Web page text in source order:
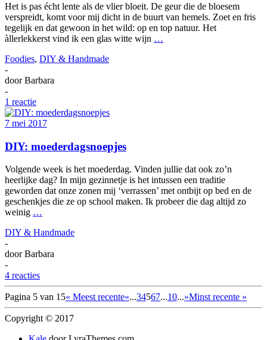
Het is pas écht lente als de vlier bloeit. De geur die de bloesem
verspreidt, komt voor mij dicht in de buurt van hemels. Zoet en fris
tegelijk en dat gewoon in het wild: op en top natuur. Het
àllerlekkerst vind ik een glas witte wijn …
Foodies, DIY & Handmade
-
doorBarbara
-
1 reactie
7 mei 2017
DIY: moederdagsnoepjes
Volgende week is het moederdag. Vinden jullie dat ook zo’n
heerlijke dag? In mijn gezinnetje is het intussen een traditie
geworden dat onze zonen mij ‘verrassen’ met ontbijt op bed en de
geschenkjes die ze op school maken. Ik probeer die dag altijd zo
weinig …
DIY & Handmade
-
doorBarbara
-
4 reacties
Pagina 5 van 15« Meest recente«...34567...10...»Minst recente »
Copyright © 2017